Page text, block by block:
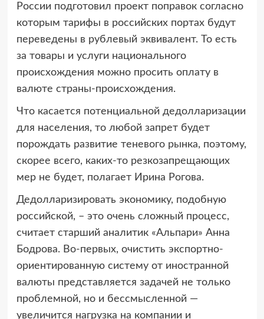
России подготовил проект поправок согласно
которым тарифы в российских портах будут
переведены в рублевый эквивалент. То есть
за товары и услуги национального
происхождения можно просить оплату в
валюте страны-происхождения.
Что касается потенциальной дедолларизации
для населения, то любой запрет будет
порождать развитие теневого рынка, поэтому,
скорее всего, каких-то резкозапрещающих
мер не будет, полагает Ирина Рогова.
Дедолларизировать экономику, подобную
российской, – это очень сложный процесс,
считает старший аналитик «Альпари» Анна
Бодрова. Во-первых, очистить экспортно-
ориентированную систему от иностранной
валюты представляется задачей не только
проблемной, но и бессмысленной —
увеличится нагрузка на компании и